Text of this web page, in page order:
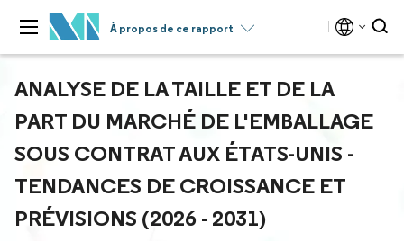
À propos de ce rapport
ANALYSE DE LA TAILLE ET DE LA
PART DU MARCHÉ DE L'EMBALLAGE
SOUS CONTRAT AUX ÉTATS-UNIS -
TENDANCES DE CROISSANCE ET
PRÉVISIONS (2026 - 2031)